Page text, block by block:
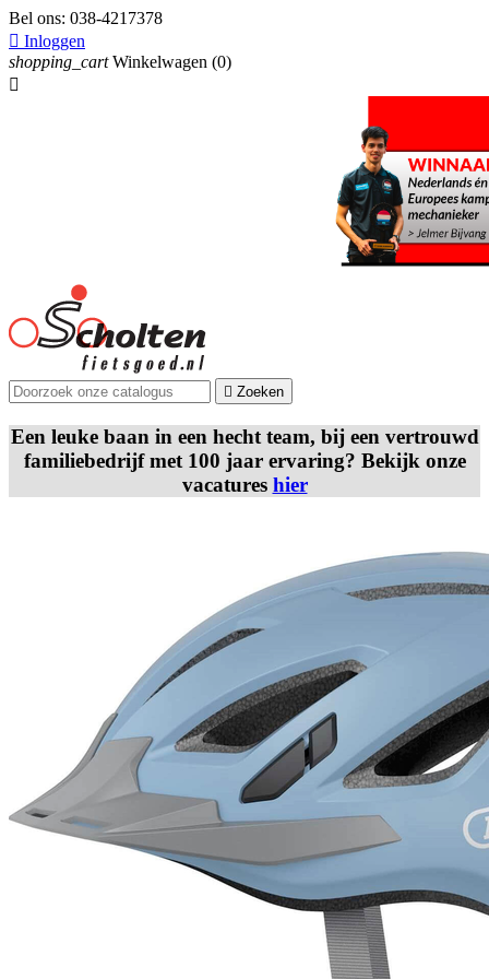
Bel ons: 038-4217378
 Inloggen
shopping_cart Winkelwagen (0)

 Zoeken
Een leuke baan in een hecht team, bij een vertrouwd
familiebedrijf met 100 jaar ervaring? Bekijk onze
vacatures hier